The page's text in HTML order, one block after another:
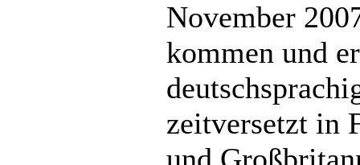
November
kommen und
zeitversetzt in